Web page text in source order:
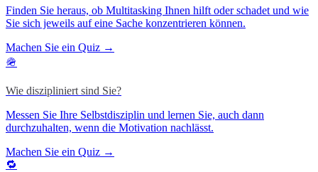
Finden Sie heraus, ob Multitasking Ihnen hilft oder schadet und wie
Sie sich jeweils auf eine Sache konzentrieren können.
Machen Sie ein Quiz →
🪖
Wie diszipliniert sind Sie?
Messen Sie Ihre Selbstdisziplin und lernen Sie, auch dann
durchzuhalten, wenn die Motivation nachlässt.
Machen Sie ein Quiz →
🔁